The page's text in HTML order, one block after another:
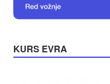
KURS EVRA